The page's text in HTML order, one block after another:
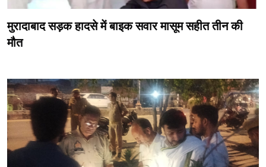
मुरादाबाद सड़क हादसे में बाइक सवार मासूम सहीत तीन की
मौत